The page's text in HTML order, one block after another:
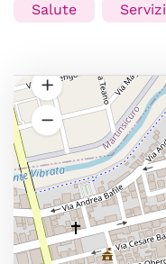
Salute Servizi